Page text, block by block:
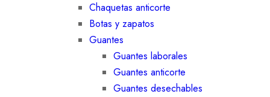
Chaquetas anticorte
Botas y zapatos
Guantes
Guantes laborales
Guantes anticorte
Guantes desechables